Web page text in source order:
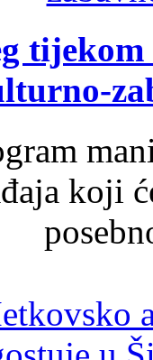
tijekom
koji